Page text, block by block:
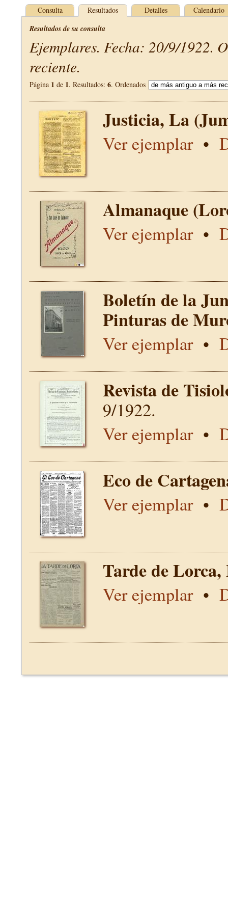
Consulta Resultados Detalles Calendario
Resultados de su consulta
Ejemplares. Fecha: 20/9/1922.
reciente.
Página 1 de 1. Resultados: 6. Ordenados
Justicia, La
Ver ejemplar•
Almanaque
Ver ejemplar•
Boletín de la
Pinturas de
Ver ejemplar•
Revista de
9/1922.
Ver ejemplar•
Eco de
Ver ejemplar•
Tarde de
Ver ejemplar•